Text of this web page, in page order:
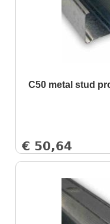
C50 metal stud
€ 50,64